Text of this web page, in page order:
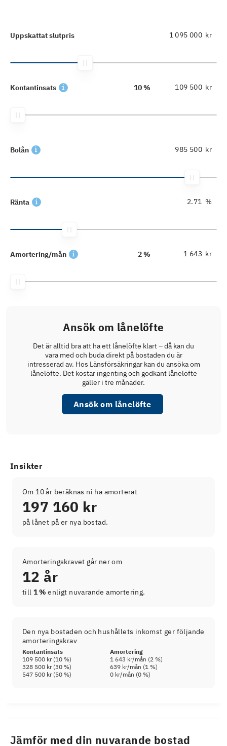
Uppskattat slutpris kr
Kontantinsats 10 % kr
Bolån kr
Ränta %
Amortering/mån 2 % kr
Ansök om lånelöfte
Det är alltid bra att ha ett lånelöfte klart – då kan du
vara med och buda direkt på bostaden du är
intresserad av. Hos Länsförsäkringar kan du ansöka om
lånelöfte. Det kostar ingenting och godkänt lånelöfte
gäller i tre månader.
Ansök om lånelöfte
Insikter
Om 10 år beräknas ni ha amorterat
197 160 kr
på lånet på er nya bostad.
Amorteringskravet går ner om
12 år
till 1 % enligt nuvarande amortering.
Den nya bostaden och hushållets inkomst ger följande
amorteringskrav
Kontantinsats
Amortering
109 500 kr(10 %) 1 643 kr/mån (2 %)
328 500 kr(30 %) 639 kr/mån (1 %)
547 500 kr(50 %) 0 kr/mån (0 %)
Jämför med din nuvarande bostad